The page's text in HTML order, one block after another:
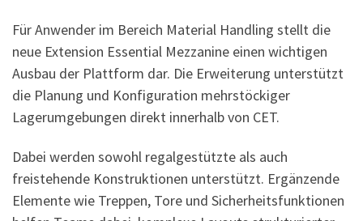
Für Anwender im Bereich Material Handling stellt die
neue Extension Essential Mezzanine einen wichtigen
Ausbau der Plattform dar. Die Erweiterung unterstützt
die Planung und Konfiguration mehrstöckiger
Lagerumgebungen direkt innerhalb von CET.
Dabei werden sowohl regalgestützte als auch
freistehende Konstruktionen unterstützt. Ergänzende
Elemente wie Treppen, Tore und Sicherheitsfunktionen